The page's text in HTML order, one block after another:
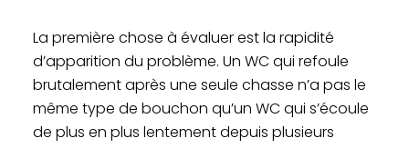
La première chose à évaluer est la rapidité
d’apparition du problème. Un WC qui refoule
brutalement après une seule chasse n’a pas le
même type de bouchon qu’un WC qui s’écoule
de plus en plus lentement depuis plusieurs